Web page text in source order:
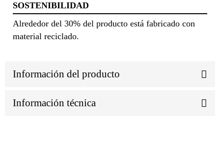
SOSTENIBILIDAD
Alrededor del 30% del producto está fabricado con
material reciclado.
Información del producto
Información técnica